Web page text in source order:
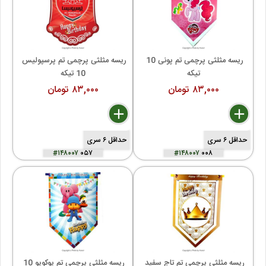
10 تیکه
۸۳,۰۰۰ تومان
delete
remove
add
حداقل ۶ سری
#۱۴۸۰۰۷ ۰۵۷
تیکه
۸۳,۰۰۰ تومان
delete
remove
add
حداقل ۶ سری
#۱۴۸۰۰۷ ۰۰۸